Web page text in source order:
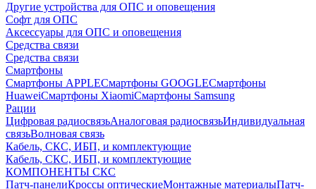
Другие устройства для ОПС и оповещения
Софт для ОПС
Аксессуары для ОПС и оповещения
Средства связи
Средства связи
Смартфоны
Смартфоны APPLEСмартфоны GOOGLEСмартфоны
HuaweiСмартфоны XiaomiСмартфоны Samsung
Рации
Цифровая радиосвязьАналоговая радиосвязьИндивидуальная
связьВолновая связь
Кабель, СКС, ИБП, и комплектующие
Кабель, СКС, ИБП, и комплектующие
КОМПОНЕНТЫ СКС
Патч-панелиКроссы оптическиеМонтажные материалыПатч-